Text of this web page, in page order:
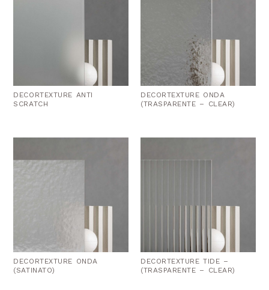
DECORTEXTURE ANTI
SCRATCH
DECORTEXTURE ONDA
(TRASPARENTE – CLEAR)
DECORTEXTURE ONDA
(SATINATO)
DECORTEXTURE TIDE –
(TRASPARENTE – CLEAR)